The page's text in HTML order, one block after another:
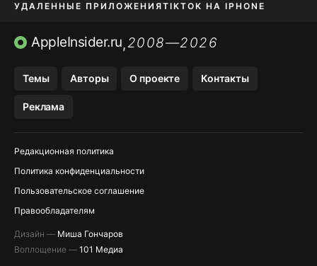
УДАЛЕННЫЕ ПРИЛОЖЕНИЯTIKTOK НА IPHONE
ПРИЛОЖЕНИЯ БЕЗ APP STORE
AppleInsider.ru,2008—2026
Темы Авторы О проекте Контакты
Реклама
Редакционная политика
Политика конфиденциальности
Пользовательское соглашение
Правообладателям
Дизайн — Миша Гончаров
Воплощение — 101 Медиа